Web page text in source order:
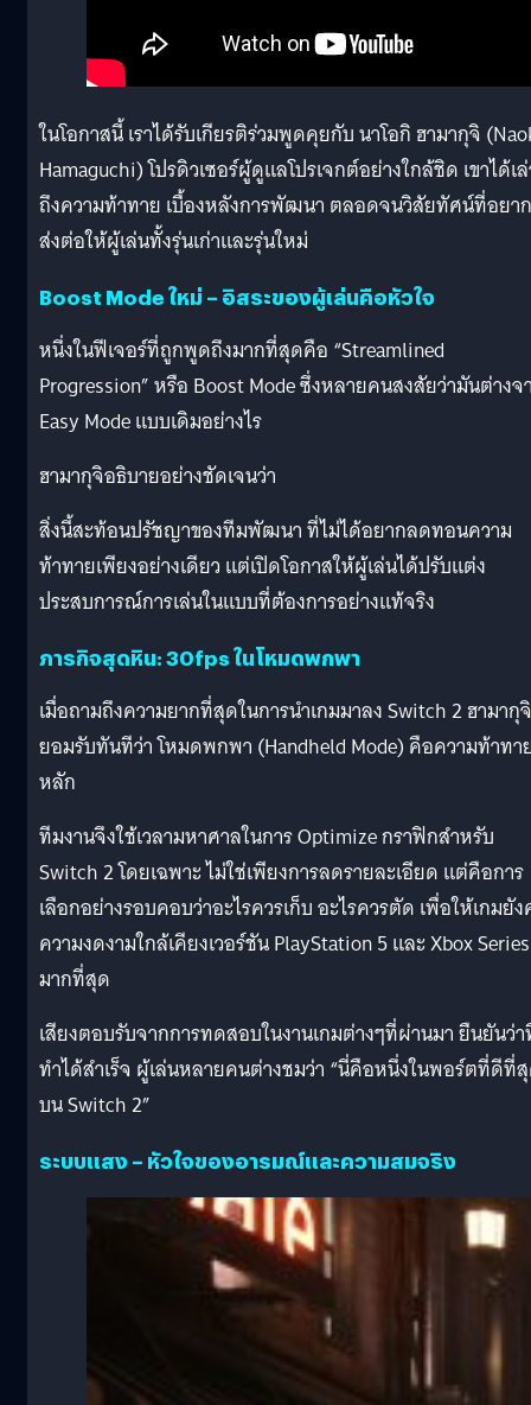
ในโอกาสนี้ เราได้รับเกียรติร่วมพูดคุยกับ นาโอกิ ฮามากุจิ
Hamaguchi) โปรดิวเซอร์ผู้ดูแลโปรเจกต์อย่างใกล้ชิด เขาได้เ
ถึงความท้าทาย เบื้องหลังการพัฒนา ตลอดจนวิสัยทัศน์ที่อยาก
ส่งต่อให้ผู้เล่นทั้งรุ่นเก่าและรุ่นใหม่
Boost Mode ใหม่ – อิสระของผู้เล่นคือหัวใจ
หนึ่งในฟีเจอร์ที่ถูกพูดถึงมากที่สุดคือ “Streamlined
Progression” หรือ Boost Mode ซึ่งหลายคนสงสัยว่ามันต่างจ
Easy Mode แบบเดิมอย่างไร
ฮามากุจิอธิบายอย่างชัดเจนว่า
สิ่งนี้สะท้อนปรัชญาของทีมพัฒนา ที่ไม่ได้อยากลดทอนความ
ท้าทายเพียงอย่างเดียว แต่เปิดโอกาสให้ผู้เล่นได้ปรับแต่ง
ประสบการณ์การเล่นในแบบที่ต้องการอย่างแท้จริง
ภารกิจสุดหิน: 30fps ในโหมดพกพา
เมื่อถามถึงความยากที่สุดในการนำเกมมาลง Switch 2 ฮามากุจิ
ยอมรับทันทีว่า โหมดพกพา (Handheld Mode) คือความท้าทา
หลัก
ทีมงานจึงใช้เวลามหาศาลในการ Optimize กราฟิกสำหรับ
Switch 2 โดยเฉพาะ ไม่ใช่เพียงการลดรายละเอียด แต่คือการ
เลือกอย่างรอบคอบว่าอะไรควรเก็บ อะไรควรตัด เพื่อให้เกมยั
ความงดงามใกล้เคียงเวอร์ชัน PlayStation 5 และ Xbox Series
มากที่สุด
เสียงตอบรับจากการทดสอบในงานเกมต่างๆที่ผ่านมา ยืนยันว่
ทำได้สำเร็จ ผู้เล่นหลายคนต่างชมว่า “นี่คือหนึ่งในพอร์ตที่ดีที่
บน Switch 2”
ระบบแสง – หัวใจของอารมณ์และความสมจริง